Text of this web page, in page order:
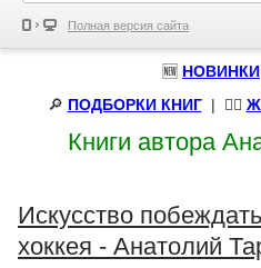
Полная версия сайта
🆕 НОВИНКИ
🔎 ПОДБОРКИ КНИГ| 🧝‍♀️
Книги автора
Искусство
хоккея - Анатолий